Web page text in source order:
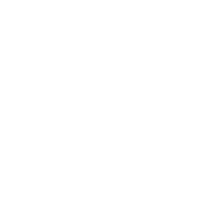
assistência técnica